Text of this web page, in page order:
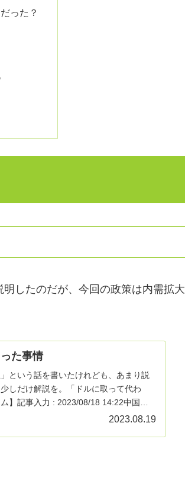
った？
したのだが、今回の政策は内需拡大
た事情
という話を書いたけれども、あまり説
しだけ解説を。「ドルに取って代わ
】記事入力 : 2023/08/18 14:22中国人
2023.08.19